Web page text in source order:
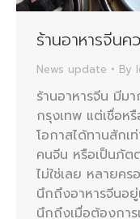
ร้านอาหารจีนค
News update By
ร้านอาหารจีน มีม
กรุงเทพ แต่เชื่อห
โอกาสได้ทานสักเ
คนจีน หรือเป็นภัต
ไม่ใช่เลย หลายค
นึกถึงอาหารจีนอ
นึกถึงเมื่อต้องกา